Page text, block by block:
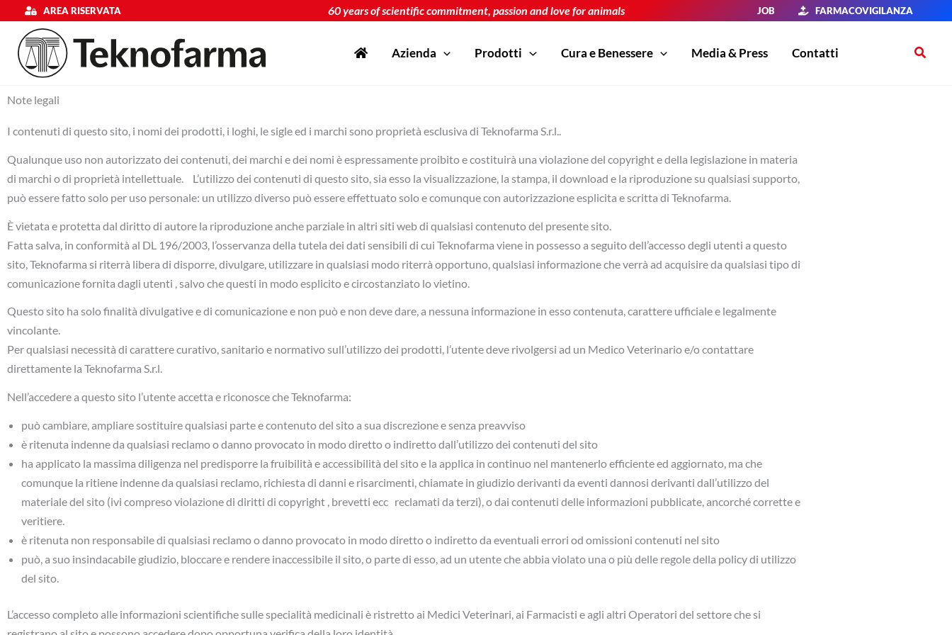
contenuto
AREA RISERVATA 60 years of scientific commitment, passion and love for animals JOB FARMACOVIGILANZA
Azienda Prodotti Cura e Benessere Media & Press Contatti Cerca
Note legali
I contenuti di questo sito, i nomi dei prodotti, i loghi, le sigle ed i marchi sono proprietà esclusiva di Teknofarma S.r.l..
Qualunque uso non autorizzato dei contenuti, dei marchi e dei nomi è espressamente proibito e costituirà una violazione del copyright e della legislazione in materia
di marchi o di proprietà intellettuale. L’utilizzo dei contenuti di questo sito, sia esso la visualizzazione, la stampa, il download e la riproduzione su qualsiasi supporto,
può essere fatto solo per uso personale: un utilizzo diverso può essere effettuato solo e comunque con autorizzazione esplicita e scritta di Teknofarma.
È vietata e protetta dal diritto di autore la riproduzione anche parziale in altri siti web di qualsiasi contenuto del presente sito.
Fatta salva, in conformità al DL 196/2003, l’osservanza della tutela dei dati sensibili di cui Teknofarma viene in possesso a seguito dell’accesso degli utenti a questo
sito, Teknofarma si riterrà libera di disporre, divulgare, utilizzare in qualsiasi modo riterrà opportuno, qualsiasi informazione che verrà ad acquisire da qualsiasi tipo di
comunicazione fornita dagli utenti , salvo che questi in modo esplicito e circostanziato lo vietino.
Questo sito ha solo finalità divulgative e di comunicazione e non può e non deve dare, a nessuna informazione in esso contenuta, carattere ufficiale e legalmente
vincolante.
Per qualsiasi necessità di carattere curativo, sanitario e normativo sull’utilizzo dei prodotti, l’utente deve rivolgersi ad un Medico Veterinario e/o contattare
direttamente la Teknofarma S.r.l.
Nell’accedere a questo sito l’utente accetta e riconosce che Teknofarma:
può cambiare, ampliare sostituire qualsiasi parte e contenuto del sito a sua discrezione e senza preavviso
è ritenuta indenne da qualsiasi reclamo o danno provocato in modo diretto o indiretto dall’utilizzo dei contenuti del sito
ha applicato la massima diligenza nel predisporre la fruibilità e accessibilità del sito e la applica in continuo nel mantenerlo efficiente ed aggiornato, ma che
comunque la ritiene indenne da qualsiasi reclamo, richiesta di danni e risarcimenti, chiamate in giudizio derivanti da eventi dannosi derivanti dall’utilizzo del
materiale del sito (ivi compreso violazione di diritti di copyright , brevetti ecc reclamati da terzi), o dai contenuti delle informazioni pubblicate, ancorché corrette e
veritiere.
è ritenuta non responsabile di qualsiasi reclamo o danno provocato in modo diretto o indiretto da eventuali errori od omissioni contenuti nel sito
può, a suo insindacabile giudizio, bloccare e rendere inaccessibile il sito, o parte di esso, ad un utente che abbia violato una o più delle regole della policy di utilizzo
del sito.
L’accesso completo alle informazioni scientifiche sulle specialità medicinali è ristretto ai Medici Veterinari, ai Farmacisti e agli altri Operatori del settore che si